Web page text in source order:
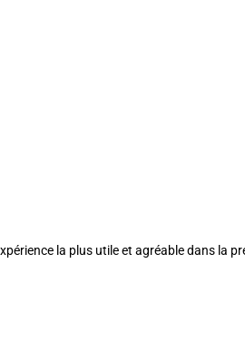
la plus utile et agréable dans la